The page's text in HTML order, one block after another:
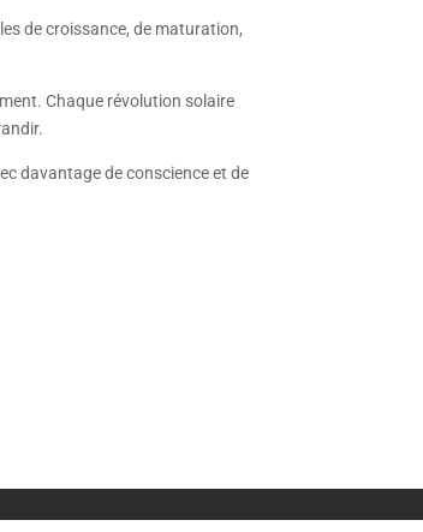
de croissance, de maturation,
Chaque révolution solaire
davantage de conscience et de